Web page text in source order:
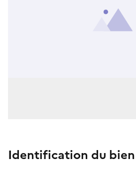
Identification du bien